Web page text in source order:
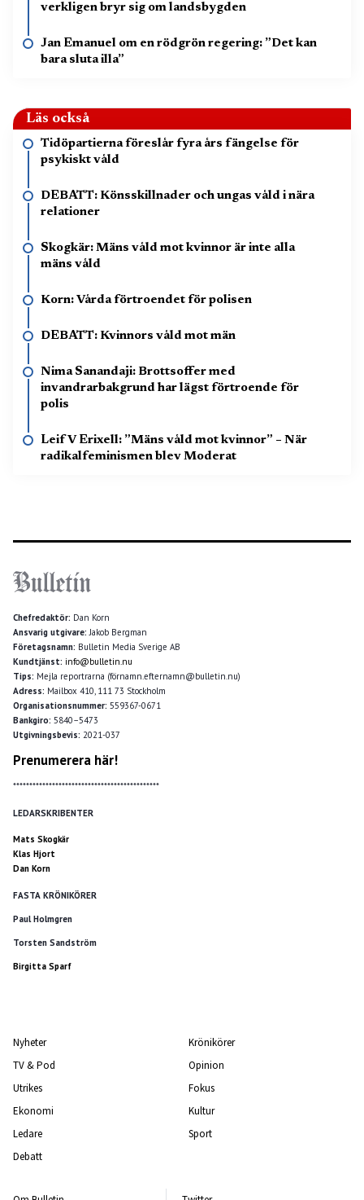
verkligen bryr sig om landsbygden
Jan Emanuel om en rödgrön regering: ”Det kan
bara sluta illa”
Läs också
Tidöpartierna föreslår fyra års fängelse för
psykiskt våld
DEBATT: Könsskillnader och ungas våld i nära
relationer
Skogkär: Mäns våld mot kvinnor är inte alla
mäns våld
Korn: Vårda förtroendet för polisen
DEBATT: Kvinnors våld mot män
Nima Sanandaji: Brottsoffer med
invandrarbakgrund har lägst förtroende för
polis
Leif V Erixell: ”Mäns våld mot kvinnor” – När
radikalfeminismen blev Moderat
Chefredaktör: Dan Korn
Ansvarig utgivare: Jakob Bergman
Företagsnamn: Bulletin Media Sverige AB
Kundtjänst: info@bulletin.nu
Tips: Mejla reportrarna (förnamn.efternamn@bulletin.nu)
Adress: Mailbox 410, 111 73 Stockholm
Organisationsnummer: 559367-0671
Bankgiro: 5840–5473
Utgivningsbevis: 2021-037
Prenumerera här!
*********************************************
LEDARSKRIBENTER
Mats Skogkär
Klas Hjort
Dan Korn
FASTA KRÖNIKÖRER
Paul Holmgren
Torsten Sandström
Birgitta Sparf
Nyheter
TV & Pod
Utrikes
Ekonomi
Ledare
Debatt
Krönikörer
Opinion
Fokus
Kultur
Sport